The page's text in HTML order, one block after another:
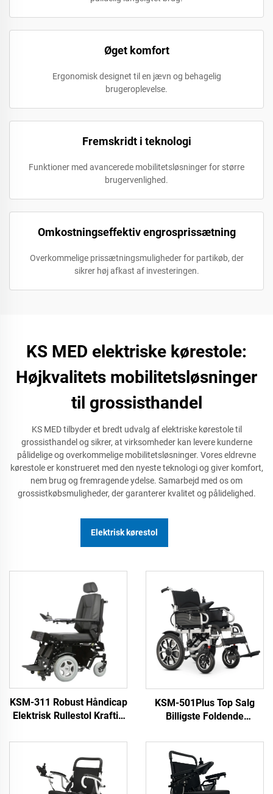
Øget komfort
Ergonomisk designet til en jævn og behagelig
brugeroplevelse.
Fremskridt i teknologi
Funktioner med avancerede mobilitetsløsninger for større
brugervenlighed.
Omkostningseffektiv engrosprissætning
Overkommelige prissætningsmuligheder for partikøb, der
sikrer høj afkast af investeringen.
KS MED elektriske kørestole:
Højkvalitets mobilitetsløsninger
til grossisthandel
KS MED tilbyder et bredt udvalg af elektriske kørestole til
grossisthandel og sikrer, at virksomheder kan levere kunderne
pålidelige og overkommelige mobilitetsløsninger. Vores eldrevne
kørestole er konstrueret med den nyeste teknologi og giver komfort,
nem brug og fremragende ydelse. Samarbejd med os om
grossistkøbsmuligheder, der garanterer kvalitet og pålidelighed.
Elektrisk kørestol
KSM-311 Robust Håndicap
Elektrisk Rullestol Kraftig
Motoriserede Rullestole
For Handicappede
KSM-501Plus Top Salg
Billigste Foldende
Sammenlignende Elektrisk
Rullestol Med 500W
Børstede Motorer